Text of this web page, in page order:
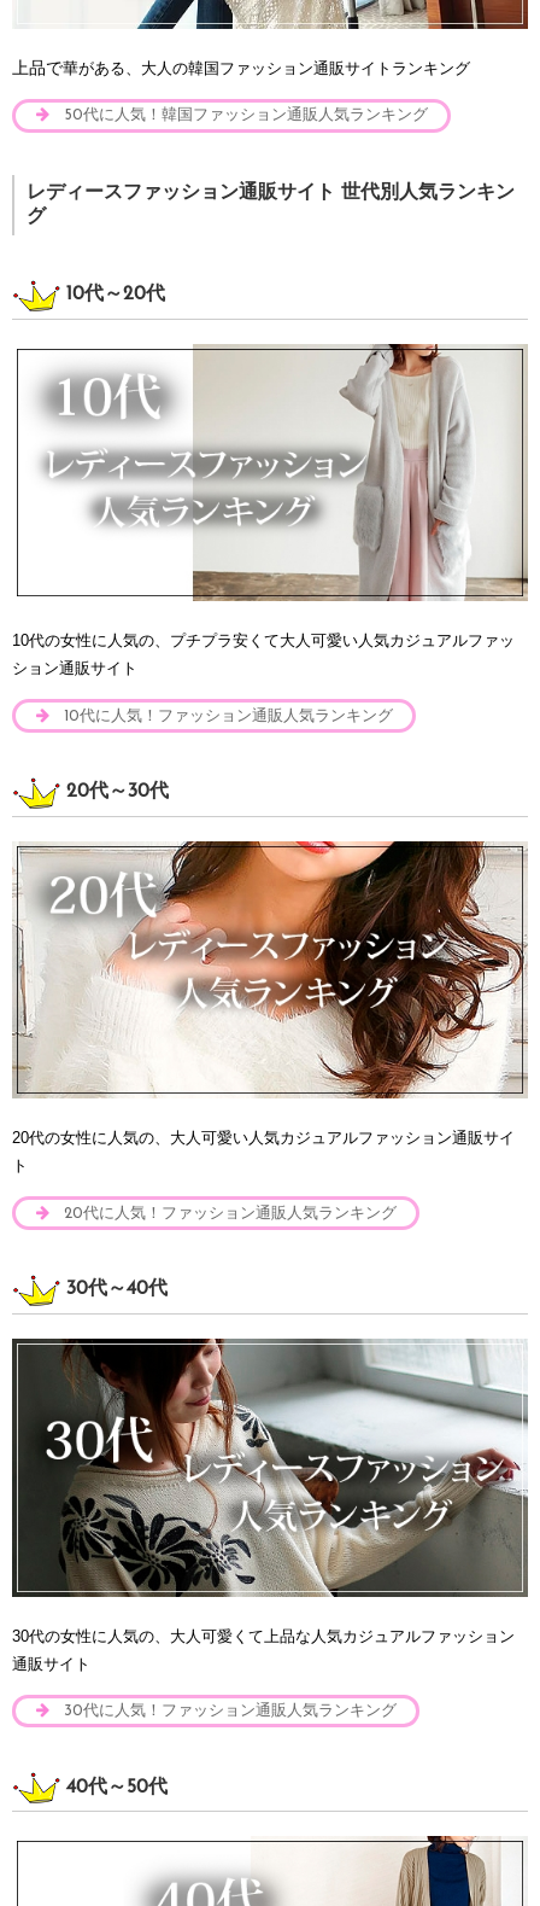
上品で華がある、大人の韓国ファッション通販サイトランキング
50代に人気！韓国ファッション通販人気ランキング
レディースファッション通販サイト 世代別人気ランキン
グ
10代～20代
10代の女性に人気の、プチプラ安くて大人可愛い人気カジュアルファッ
ション通販サイト
10代に人気！ファッション通販人気ランキング
20代～30代
20代の女性に人気の、大人可愛い人気カジュアルファッション通販サイ
ト
20代に人気！ファッション通販人気ランキング
30代～40代
30代の女性に人気の、大人可愛くて上品な人気カジュアルファッション
通販サイト
30代に人気！ファッション通販人気ランキング
40代～50代